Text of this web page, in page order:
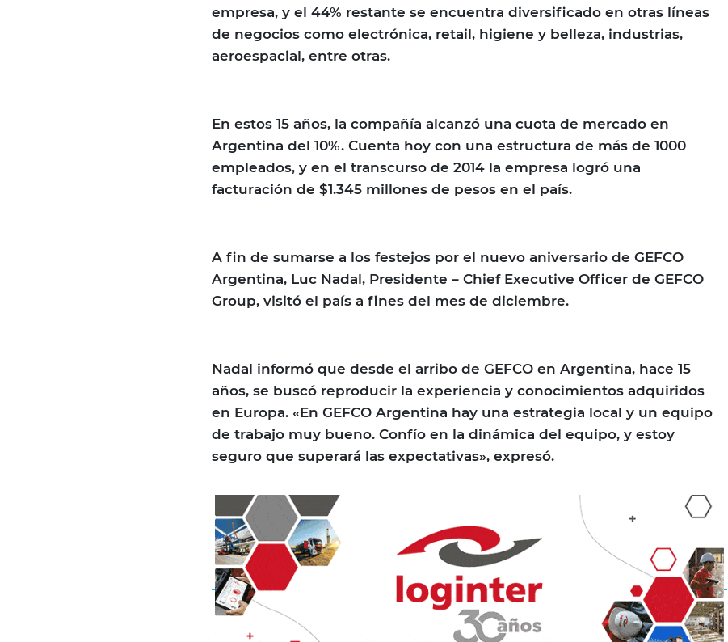
empresa, y el 44% restante se encuentra diversificado en otras líneas
de negocios como electrónica, retail, higiene y belleza, industrias,
aeroespacial, entre otras.
En estos 15 años, la compañía alcanzó una cuota de mercado en
Argentina del 10%. Cuenta hoy con una estructura de más de 1000
empleados, y en el transcurso de 2014 la empresa logró una
facturación de $1.345 millones de pesos en el país.
A fin de sumarse a los festejos por el nuevo aniversario de GEFCO
Argentina, Luc Nadal, Presidente – Chief Executive Officer de GEFCO
Group, visitó el país a fines del mes de diciembre.
Nadal informó que desde el arribo de GEFCO en Argentina, hace 15
años, se buscó reproducir la experiencia y conocimientos adquiridos
en Europa. «En GEFCO Argentina hay una estrategia local y un equipo
de trabajo muy bueno. Confío en la dinámica del equipo, y estoy
seguro que superará las expectativas», expresó.